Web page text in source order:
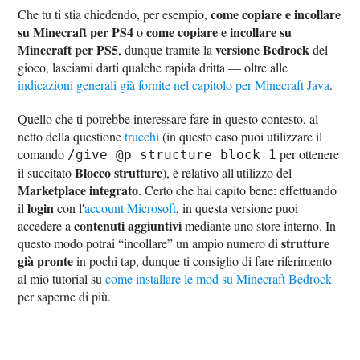
Che tu ti stia chiedendo, per esempio,come copiare e incollare
su Minecraft per PS4ocome copiare e incollare su
Minecraft per PS5, dunque tramite laversione Bedrockdel
gioco, lasciami darti qualche rapida dritta — oltre alle
indicazioni generali già fornite nel capitolo per Minecraft Java.
Quello che ti potrebbe interessare fare in questo contesto, al
netto della questionetrucchi (in questo caso puoi utilizzare il
comando /give @p structure_block 1 per ottenere
il succitatoBlocco strutture), è relativo all'utilizzo del
Marketplace integrato. Certo che hai capito bene: effettuando
illogincon l'account Microsoft, in questa versione puoi
accedere acontenuti aggiuntivimediante uno store interno. In
questo modo potrai “incollare” un ampio numero distrutture
già prontein pochi tap, dunque ti consiglio di fare riferimento
al mio tutorial sucome installare le mod su Minecraft Bedrock
per saperne di più.